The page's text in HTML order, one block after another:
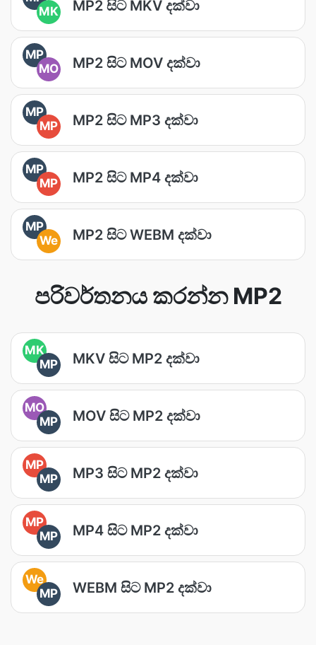
MK
MP2 සිට MKV දක්වා
MP
MO
MP2 සිට MOV දක්වා
MP
MP
MP2 සිට MP3 දක්වා
MP
MP
MP2 සිට MP4 දක්වා
MP
We
MP2 සිට WEBM දක්වා
පරිවර්තනය කරන්න MP2
MK
MP
MKV සිට MP2 දක්වා
MO
MP
MOV සිට MP2 දක්වා
MP
MP
MP3 සිට MP2 දක්වා
MP
MP
MP4 සිට MP2 දක්වා
We
MP
WEBM සිට MP2 දක්වා